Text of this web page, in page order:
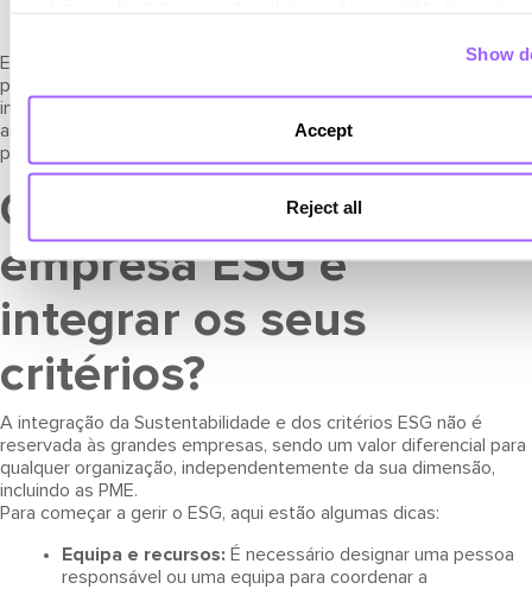
Show
Accept
Reject all
Em conclusão, os critérios ESG são uma abordagem essencial
para garantir a sustentabilidade a longo prazo das empresas. É
importante que as empresas compreendam os desafios
ambientais, sociais e de governança, e desenvolvam estratégias
para os gerir adequadamente.
Como ser uma
empresa ESG e
integrar os seus
critérios?
A integração da Sustentabilidade e dos critérios ESG não é
reservada às grandes empresas, sendo um valor diferencial para
qualquer organização, independentemente da sua dimensão,
incluindo as PME.
Para começar a gerir o ESG, aqui estão algumas dicas:
Equipa e recursos: É necessário designar uma pessoa
responsável ou uma equipa para coordenar a